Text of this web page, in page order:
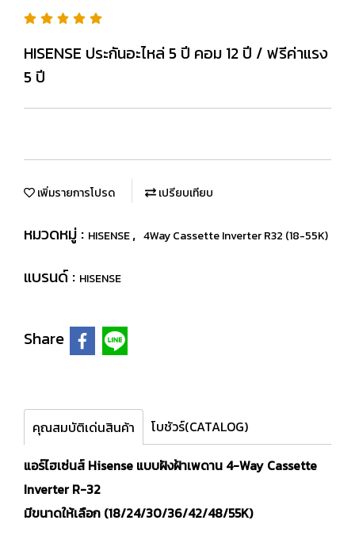
HISENSE ประกันอะไหล่ 5 ปี คอม 12 ปี / ฟรีค่าแรง
5 ปี
เพิ่มรายการโปรด เปรียบเทียบ
หมวดหมู่ : HISENSE, 4Way Cassette Inverter R32 (18-55K)
แบรนด์ : HISENSE
Share
คุณสมบัติเด่นสินค้า โบชัวร์(CATALOG)
แอร์ไฮเซ่นส์ Hisense แบบฝังฝ้าเพดาน 4-Way Cassette
Inverter R-32
มีขนาดให้เลือก (18/24/30/36/42/48/55K)